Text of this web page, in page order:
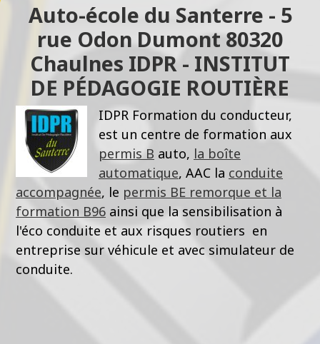
Auto-école du Santerre - 5
rue Odon Dumont 80320
Chaulnes IDPR - INSTITUT
DE PÉDAGOGIE ROUTIÈRE
IDPR Formation du conducteur,
est un centre de formation aux
permis B auto, la boîte
automatique, AAC la conduite
accompagnée, le permis BE remorque et la
formation B96 ainsi que la sensibilisation à
l'éco conduite et aux risques routiers en
entreprise sur véhicule et avec simulateur de
conduite.